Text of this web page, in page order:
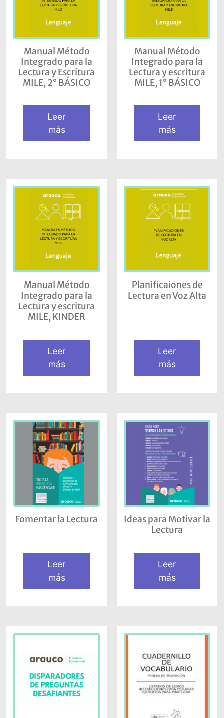
Manual Método
Integrado para la
Lectura y Escritura
MILE, 2° BÁSICO
Leer
más
Manual Método
Integrado para la
Lectura y escritura
MILE, 1° BÁSICO
Leer
más
Manual Método
Integrado para la
Lectura y escritura
MILE, KINDER
Leer
más
Planificaiones de
Lectura en Voz Alta
Leer
más
Fomentar la Lectura
Leer
más
Ideas para Motivar la
Lectura
Leer
más